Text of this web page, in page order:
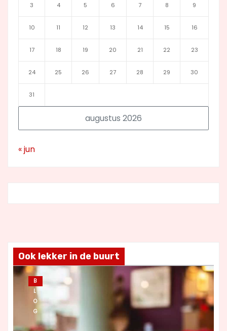
augustus 2026
3 4 5 6 7 8 9
10 11 12 13 14 15 16
17 18 19 20 21 22 23
24 25 26 27 28 29 30
31
« jun
Ook lekker in de buurt
B
L
O
G